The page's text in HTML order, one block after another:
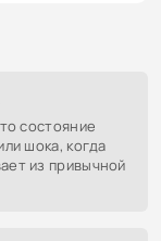
состояние
шока, когда
из привычной